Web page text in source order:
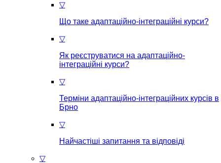
▽
Що таке aдаптаційно-інтеграційні курси?
▽
Як реєструватися на aдаптаційно-
інтеграційні курси?
▽
Терміни адаптаційно-інтеграційних курсів в
Брно
▽
Найчастіші запитання та відповіді
▽